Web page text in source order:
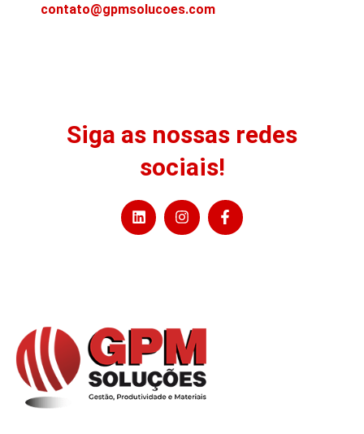
contato@gpmsolucoes.com
Siga as nossas redes
sociais!